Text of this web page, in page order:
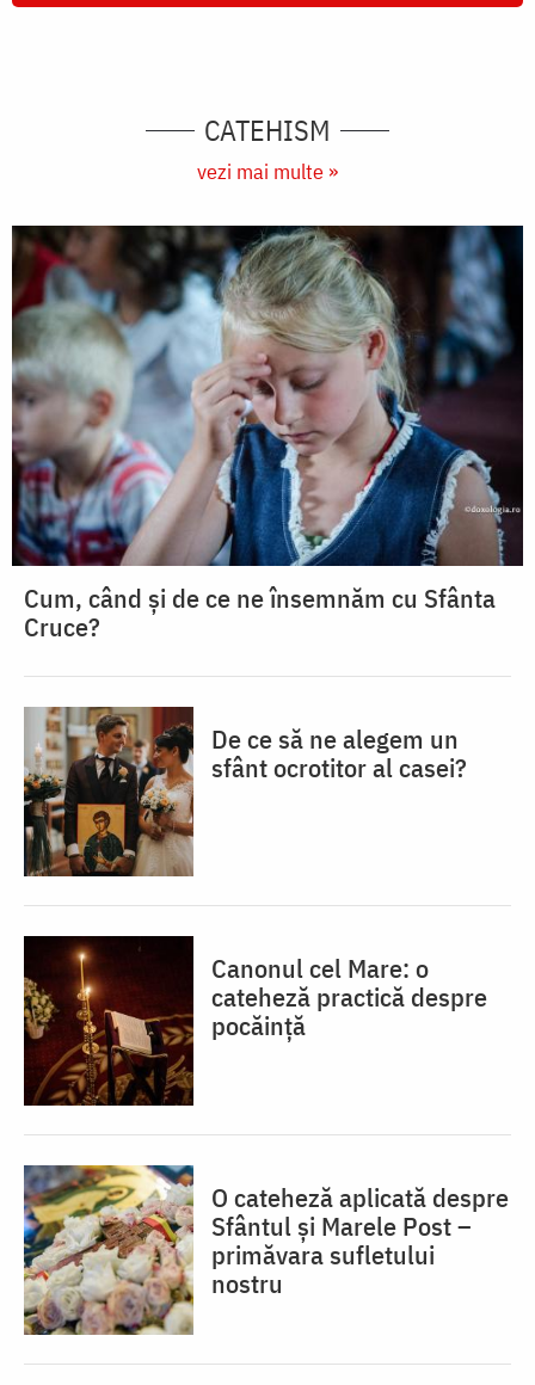
CATEHISM
vezi mai multe »
Cum, când și de ce ne însemnăm cu Sfânta
Cruce?
De ce să ne alegem un
sfânt ocrotitor al casei?
Canonul cel Mare: o
cateheză practică despre
pocăință
O cateheză aplicată despre
Sfântul și Marele Post –
primăvara sufletului
nostru